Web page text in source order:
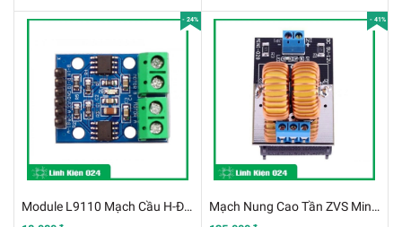
- 24%
Module L9110 Mạch Cầu H-Điều Khiển Động Cơ 2.5V-12v 0.8A (K4C20)
- 41%
Mạch Nung Cao Tần ZVS Mini 120W 5V-12VDC (K4E7)